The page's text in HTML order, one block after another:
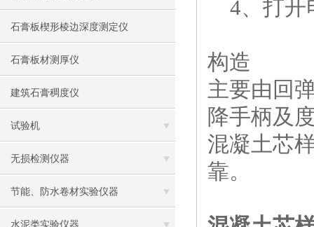
石膏板楔形棱边深度测定仪
石膏板材测厚仪
建筑石膏稠度仪
试验机
无损检测仪器
节能、防水卷材实验仪器
水泥类实验仪器
4、打开
构造
主要由回
降手柄及
混凝土芯
靠。